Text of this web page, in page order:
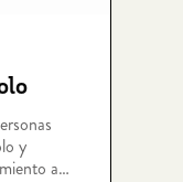
y
a